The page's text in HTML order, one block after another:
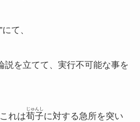
”にて、
説を立てて、実行不可能な事を
れは荀子
じゅんし
に対する急所を突い